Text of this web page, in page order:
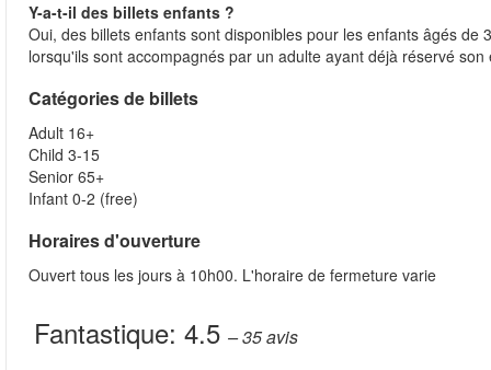
Y-a-t-il des billets enfants ?
Oui, des billets enfants sont disponibles pour les enfants âgés
lorsqu'ils sont accompagnés par un adulte ayant déjà réservé son
Catégories de billets
Adult 16+
Child 3-15
Senior 65+
Infant 0-2 (free)
Horaires d'ouverture
Ouvert tous les jours à 10h00. L'horaire de fermeture varie
Fantastique: 4.5 – 35avis